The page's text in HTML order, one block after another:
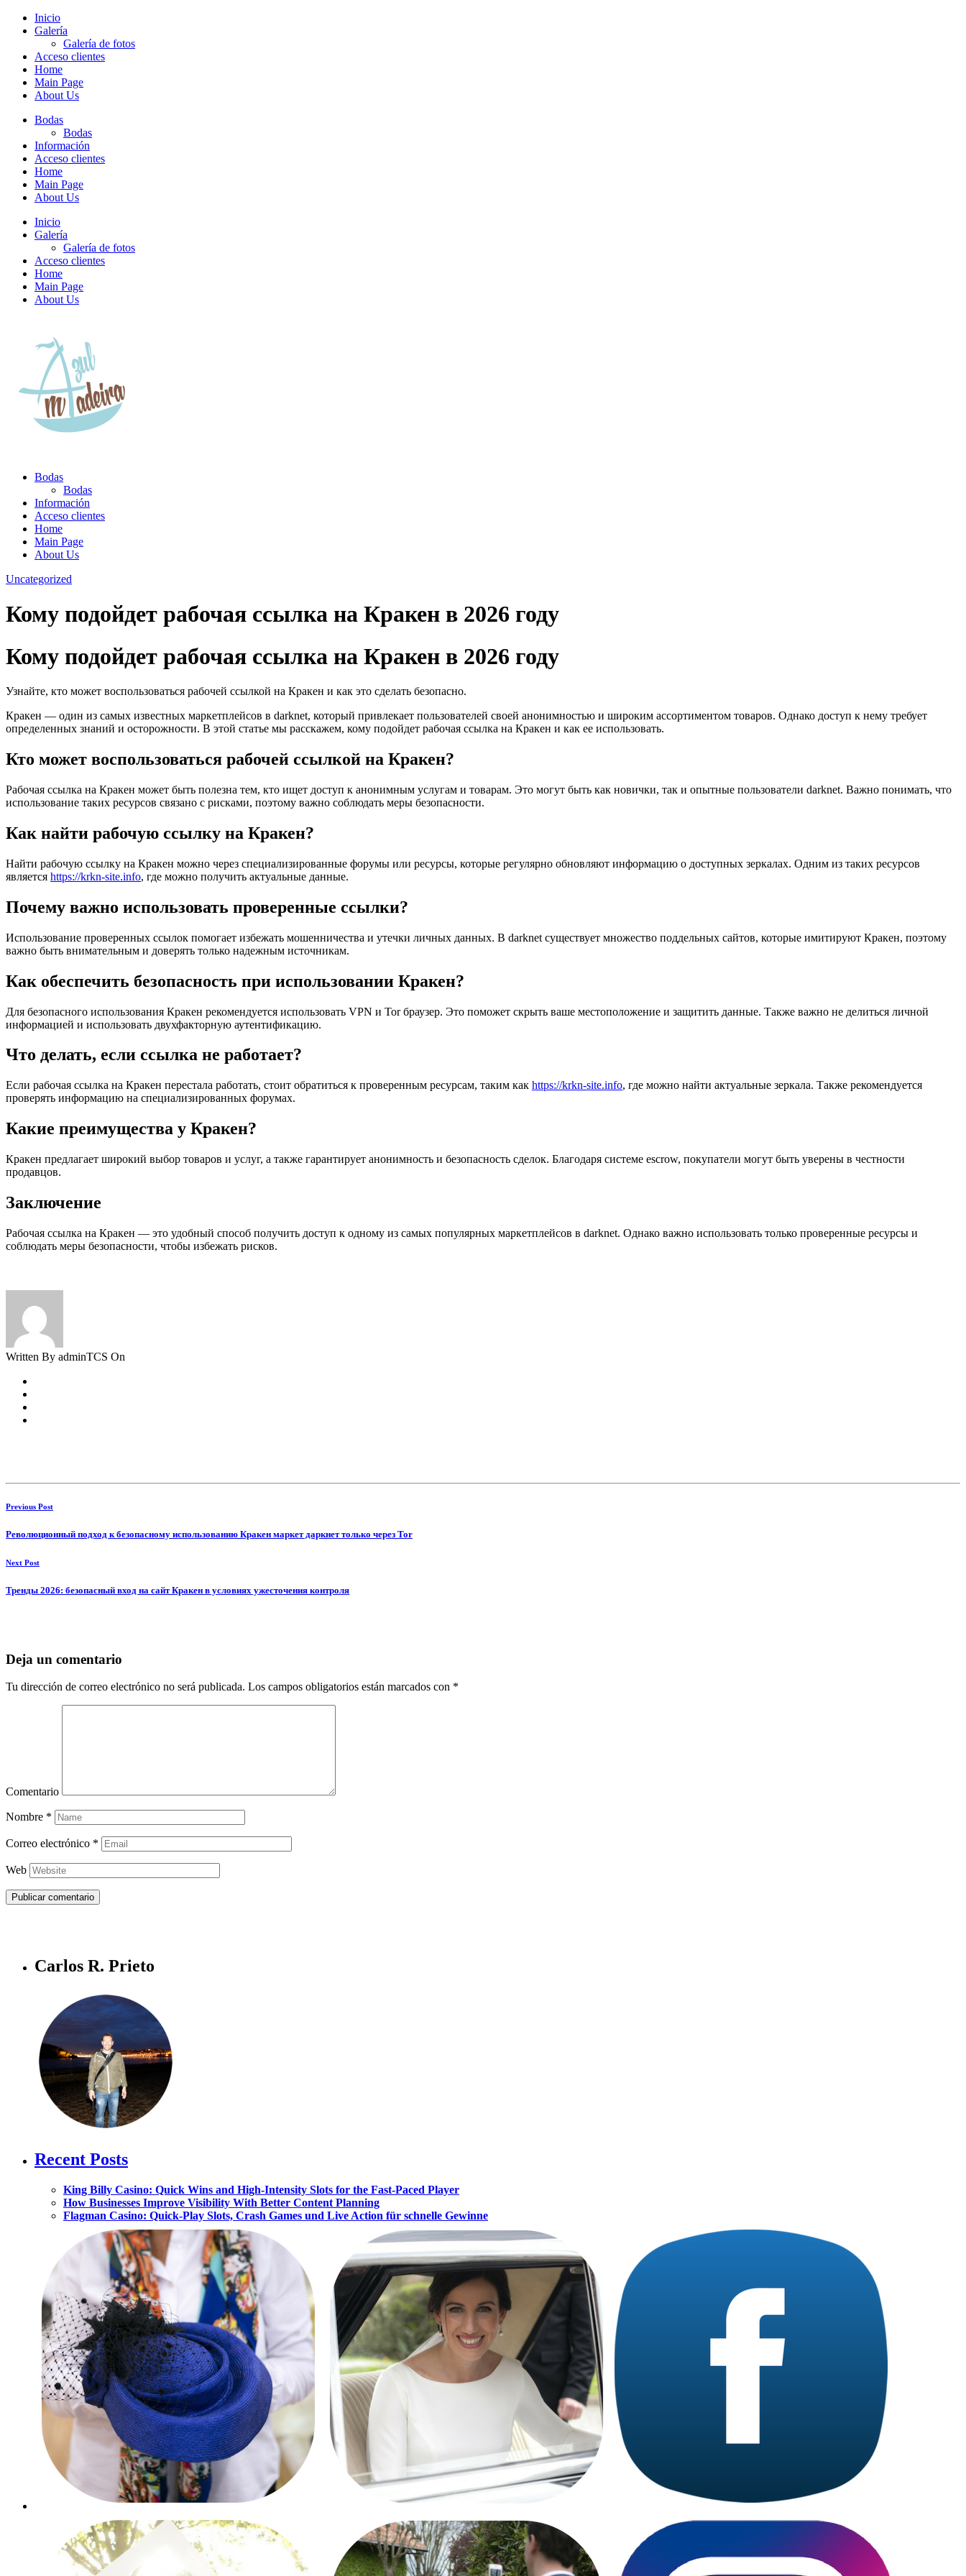
Inicio
Galería
Galería de fotos
Acceso clientes
Home
Main Page
About Us
Bodas
Bodas
Información
Acceso clientes
Home
Main Page
About Us
Inicio
Galería
Galería de fotos
Acceso clientes
Home
Main Page
About Us
Bodas
Bodas
Información
Acceso clientes
Home
Main Page
About Us
Uncategorized
Кому подойдет рабочая ссылка на Кракен в 2026 году
Кому подойдет рабочая ссылка на Кракен в 2026 году
Узнайте, кто может воспользоваться рабочей ссылкой на Кракен и как это сделать безопасно.
Кракен — один из самых известных маркетплейсов в darknet, который привлекает пользователей своей анонимностью и широким ассортиментом товаров. Однако доступ к нему требует
определенных знаний и осторожности. В этой статье мы расскажем, кому подойдет рабочая ссылка на Кракен и как ее использовать.
Кто может воспользоваться рабочей ссылкой на Кракен?
Рабочая ссылка на Кракен может быть полезна тем, кто ищет доступ к анонимным услугам и товарам. Это могут быть как новички, так и опытные пользователи darknet. Важно понимать, что
использование таких ресурсов связано с рисками, поэтому важно соблюдать меры безопасности.
Как найти рабочую ссылку на Кракен?
Найти рабочую ссылку на Кракен можно через специализированные форумы или ресурсы, которые регулярно обновляют информацию о доступных зеркалах. Одним из таких ресурсов
является https://krkn-site.info, где можно получить актуальные данные.
Почему важно использовать проверенные ссылки?
Использование проверенных ссылок помогает избежать мошенничества и утечки личных данных. В darknet существует множество поддельных сайтов, которые имитируют Кракен, поэтому
важно быть внимательным и доверять только надежным источникам.
Как обеспечить безопасность при использовании Кракен?
Для безопасного использования Кракен рекомендуется использовать VPN и Tor браузер. Это поможет скрыть ваше местоположение и защитить данные. Также важно не делиться личной
информацией и использовать двухфакторную аутентификацию.
Что делать, если ссылка не работает?
Если рабочая ссылка на Кракен перестала работать, стоит обратиться к проверенным ресурсам, таким как https://krkn-site.info, где можно найти актуальные зеркала. Также рекомендуется
проверять информацию на специализированных форумах.
Какие преимущества у Кракен?
Кракен предлагает широкий выбор товаров и услуг, а также гарантирует анонимность и безопасность сделок. Благодаря системе escrow, покупатели могут быть уверены в честности
продавцов.
Заключение
Рабочая ссылка на Кракен — это удобный способ получить доступ к одному из самых популярных маркетплейсов в darknet. Однако важно использовать только проверенные ресурсы и
соблюдать меры безопасности, чтобы избежать рисков.
Written By adminTCS On
Previous Post
Революционный подход к безопасному использованию Кракен маркет даркнет только через Tor
Next Post
Тренды 2026: безопасный вход на сайт Кракен в условиях ужесточения контроля
Deja un comentario
Tu dirección de correo electrónico no será publicada. Los campos obligatorios están marcados con *
Comentario
Nombre *
Correo electrónico *
Web
Carlos R. Prieto
Recent Posts
King Billy Casino: Quick Wins and High‑Intensity Slots for the Fast‑Paced Player
How Businesses Improve Visibility With Better Content Planning
Flagman Casino: Quick‑Play Slots, Crash Games und Live Action für schnelle Gewinne